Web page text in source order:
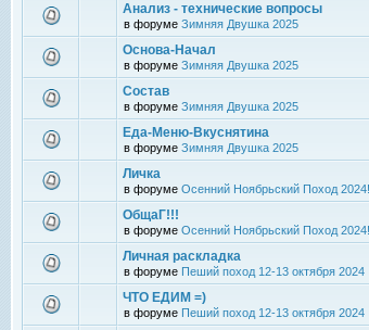
Анализ - технические вопросы
в форуме Зимняя Двушка 2025
Основа-Начал
в форуме Зимняя Двушка 2025
Состав
в форуме Зимняя Двушка 2025
Еда-Меню-Вкуснятина
в форуме Зимняя Двушка 2025
Личка
в форуме Осенний Ноябрьский Поход
ОбщаГ!!!
в форуме Осенний Ноябрьский Поход
Личная раскладка
в форуме Пеший поход 12-13 октября 2024
ЧТО ЕДИМ =)
в форуме Пеший поход 12-13 октября 2024